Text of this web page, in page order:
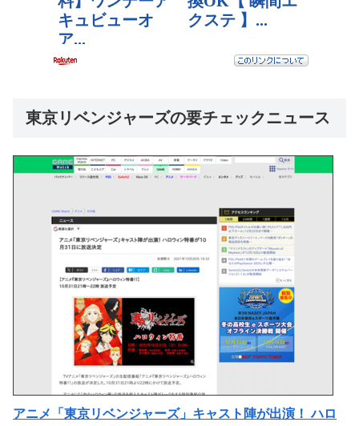
東京リベンジャーズの要チェックニュース
アニメ「東京リベンジャーズ」キャスト陣が出演！ ハロ